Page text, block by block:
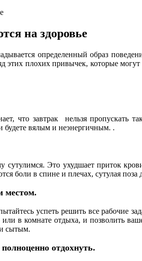
на здоровье
определенный образ
плохих привычек, которые могут
что завтрак нельзя пропускать
будете вялым и неэнергичным. .
сутулимся. Это ухудшает приток
боли в спине и плечах, сутулая поза
местом.
успеть решить все рабочие
или в комнате отдыха, и позволить
сытым.
отдохнуть.